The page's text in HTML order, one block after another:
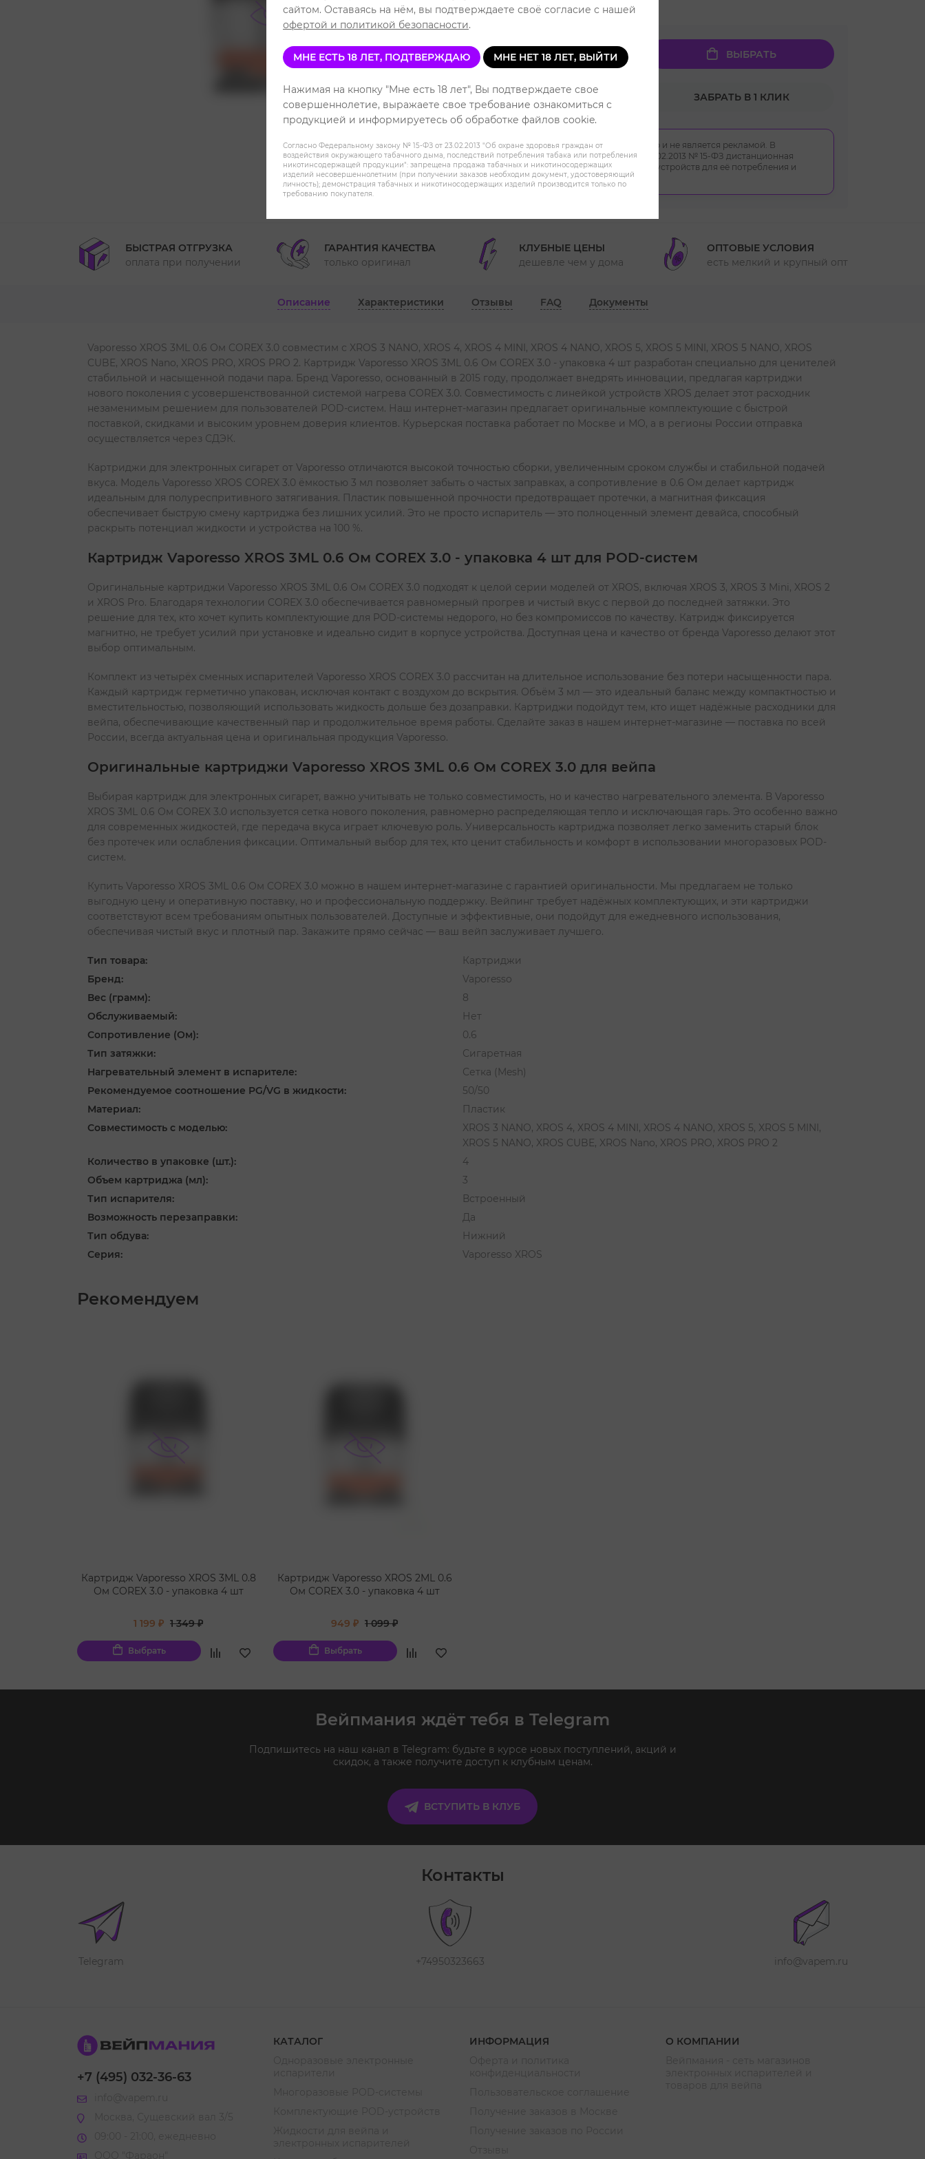
Читать отзывы
ВЫБРАТЬ
ХОЧУ ДЕШЕВЛЕ ЗАБРАТЬ В 1 КЛИК
18+. Информация носит справочный характер и не является рекламой. В
соответствии с Федеральным законом от 23.02.2013 № 15-ФЗ дистанционная
продажа никотиносодержащей продукции, устройств для её потребления и
кальянов не осуществляется.
БЫСТРАЯ ОТГРУЗКА
оплата при получении
ГАРАНТИЯ КАЧЕСТВА
только оригинал
КЛУБНЫЕ ЦЕНЫ
дешевле чем у дома
ОПТОВЫЕ УСЛОВИЯ
есть мелкий и крупный опт
Описание Характеристики Отзывы FAQ Документы
Vaporesso XROS 3ML 0.6 Ом COREX 3.0 совместим с XROS 3 NANO, XROS 4, XROS 4 MINI, XROS 4 NANO, XROS 5, XROS 5 MINI, XROS 5 NANO, XROS
CUBE, XROS Nano, XROS PRO, XROS PRO 2. Картридж Vaporesso XROS 3ML 0.6 Ом COREX 3.0 - упаковка 4 шт разработан специально для ценителей
стабильной и насыщенной подачи пара. Бренд Vaporesso, основанный в 2015 году, продолжает внедрять инновации, предлагая картриджи
нового поколения с усовершенствованной системой нагрева COREX 3.0. Совместимость с линейкой устройств XROS делает этот расходник
незаменимым решением для пользователей POD-систем. Наш интернет-магазин предлагает оригинальные комплектующие с быстрой
поставкой, скидками и высоким уровнем доверия клиентов. Курьерская поставка работает по Москве и МО, а в регионы России отправка
осуществляется через СДЭК.
Картриджи для электронных сигарет от Vaporesso отличаются высокой точностью сборки, увеличенным сроком службы и стабильной подачей
вкуса. Модель Vaporesso XROS COREX 3.0 ёмкостью 3 мл позволяет забыть о частых заправках, а сопротивление в 0.6 Ом делает картридж
идеальным для полуреспритивного затягивания. Пластик повышенной прочности предотвращает протечки, а магнитная фиксация
обеспечивает быструю смену картриджа без лишних усилий. Это не просто испаритель — это полноценный элемент девайса, способный
раскрыть потенциал жидкости и устройства на 100 %.
Картридж Vaporesso XROS 3ML 0.6 Ом COREX 3.0 - упаковка 4 шт для POD-систем
Оригинальные картриджи Vaporesso XROS 3ML 0.6 Ом COREX 3.0 подходят к целой серии моделей от XROS, включая XROS 3, XROS 3 Mini, XROS 2
и XROS Pro. Благодаря технологии COREX 3.0 обеспечивается равномерный прогрев и чистый вкус с первой до последней затяжки. Это
решение для тех, кто хочет купить комплектующие для POD-системы недорого, но без компромиссов по качеству. Катридж фиксируется
магнитно, не требует усилий при установке и идеально сидит в корпусе устройства. Доступная цена и качество от бренда Vaporesso делают этот
выбор оптимальным.
Комплект из четырёх сменных испарителей Vaporesso XROS COREX 3.0 рассчитан на длительное использование без потери насыщенности пара.
Каждый картридж герметично упакован, исключая контакт с воздухом до вскрытия. Объём 3 мл — это идеальный баланс между компактностью и
вместительностью, позволяющий использовать жидкость дольше без дозаправки. Картриджи подойдут тем, кто ищет надёжные расходники для
вейпа, обеспечивающие качественный пар и продолжительное время работы. Сделайте заказ в нашем интернет-магазине — поставка по всей
России, всегда актуальная цена и оригинальная продукция Vaporesso.
Оригинальные картриджи Vaporesso XROS 3ML 0.6 Ом COREX 3.0 для вейпа
Выбирая картридж для электронных сигарет, важно учитывать не только совместимость, но и качество нагревательного элемента. В Vaporesso
XROS 3ML 0.6 Ом COREX 3.0 используется сетка нового поколения, равномерно распределяющая тепло и исключающая гарь. Это особенно важно
для современных жидкостей, где передача вкуса играет ключевую роль. Универсальность картриджа позволяет легко заменить старый блок
без протечек или ослабления фиксации. Оптимальный выбор для тех, кто ценит стабильность и комфорт в использовании многоразовых POD-
систем.
Купить Vaporesso XROS 3ML 0.6 Ом COREX 3.0 можно в нашем интернет-магазине с гарантией оригинальности. Мы предлагаем не только
выгодную цену и оперативную поставку, но и профессиональную поддержку. Вейпинг требует надёжных комплектующих, и эти картриджи
соответствуют всем требованиям опытных пользователей. Доступные и эффективные, они подойдут для ежедневного использования,
обеспечивая чистый вкус и плотный пар. Закажите прямо сейчас — ваш вейп заслуживает лучшего.
Тип товара:
Картриджи
Бренд:
Vaporesso
Вес (грамм):
8
Обслуживаемый:
Нет
Сопротивление (Ом):
0.6
Тип затяжки:
Сигаретная
Нагревательный элемент в испарителе:
Сетка (Mesh)
Рекомендуемое соотношение PG/VG в жидкости:
50/50
Материал:
Пластик
Совместимость с моделью:
XROS 3 NANO, XROS 4, XROS 4 MINI, XROS 4 NANO, XROS 5, XROS 5 MINI,
XROS 5 NANO, XROS CUBE, XROS Nano, XROS PRO, XROS PRO 2
Количество в упаковке (шт.):
4
Объем картриджа (мл):
3
Тип испарителя:
Встроенный
Возможность перезаправки:
Да
Тип обдува:
Нижний
Серия:
Vaporesso XROS
Рекомендуем
Картридж Vaporesso XROS 3ML 0.8
Ом COREX 3.0 - упаковка 4 шт
1 199 ₽ 1 349 ₽
Выбрать
Картридж Vaporesso XROS 2ML 0.6
Ом COREX 3.0 - упаковка 4 шт
949 ₽ 1 099 ₽
Выбрать
Вейпмания ждёт тебя в Telegram
Подпишитесь на наш канал в Telegram: будьте в курсе новых поступлений, акций и
скидок, а также получите доступ к клубным ценам.
ВСТУПИТЬ В КЛУБ
Контакты
Telegram +74950323663 info@vapem.ru
+7 (495) 032-36-63
КАТАЛОГ
ИНФОРМАЦИЯ
О КОМПАНИИ
сайтом. Оставаясь на нём, вы подтверждаете своё согласие с нашей
офертой и политикой безопасности.
МНЕ ЕСТЬ 18 ЛЕТ, ПОДТВЕРЖДАЮ МНЕ НЕТ 18 ЛЕТ, ВЫЙТИ
Нажимая на кнопку "Мне есть 18 лет", Вы подтверждаете свое
совершеннолетие, выражаете свое требование ознакомиться с
продукцией и информируетесь об обработке файлов cookie.
Согласно Федеральному закону № 15-ФЗ от 23.02.2013 "Об охране здоровья граждан от
воздействия окружающего табачного дыма, последствий потребления табака или потребления
никотинсодержащей продукции": запрещена продажа табачных и никотиносодержащих
изделий несовершеннолетним (при получении заказов необходим документ, удостоверяющий
личность); демонстрация табачных и никотиносодержащих изделий производится только по
требованию покупателя.